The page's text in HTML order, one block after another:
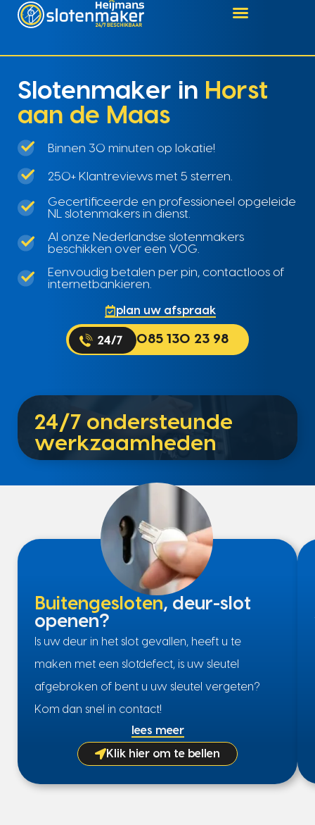
Slotenmaker in Horst
aan de Maas
Binnen 30 minuten op lokatie!
250+ Klantreviews met 5 sterren.
Gecertificeerde en professioneel opgeleide
NL slotenmakers in dienst.
Al onze Nederlandse slotenmakers
beschikken over een VOG.
Eenvoudig betalen per pin, contactloos of
internetbankieren.
plan uw afspraak
085 130 23 98
24/7 ondersteunde
werkzaamheden
Buitengesloten, deur-slot
openen?
Is uw deur in het slot gevallen, heeft u te
maken met een slotdefect, is uw sleutel
afgebroken of bent u uw sleutel vergeten?
Kom dan snel in contact!
lees meer
Klik hier om te bellen